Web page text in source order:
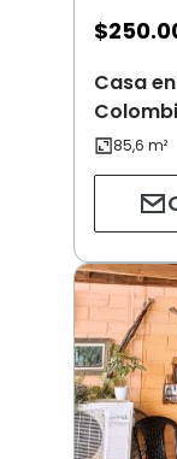
$
Casa